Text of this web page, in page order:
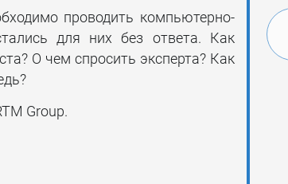
Способы доставки
проводить компьютерно-
для них без ответа. Как
О чем спросить эксперта? Как
Group.